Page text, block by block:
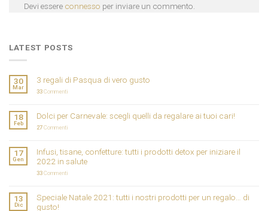
Devi essere connesso per inviare un commento.
LATEST POSTS
30
Mar
3 regali di Pasqua di vero gusto
33Commenti
18
Feb
Dolci per Carnevale: scegli quelli da regalare ai tuoi cari!
27Commenti
17
Gen
Infusi, tisane, confetture: tutti i prodotti detox per iniziare il
2022 in salute
33Commenti
13
Dic
Speciale Natale 2021: tutti i nostri prodotti per un regalo… di
gusto!